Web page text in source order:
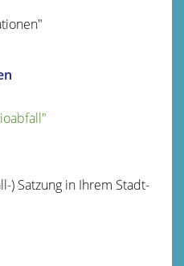
) Satzung in Ihrem Stadt-